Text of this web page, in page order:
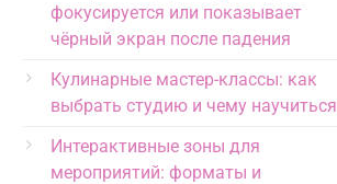
фокусируется или показывает
чёрный экран после падения
Кулинарные мастер-классы: как
выбрать студию и чему научиться
Интерактивные зоны для
мероприятий: форматы и